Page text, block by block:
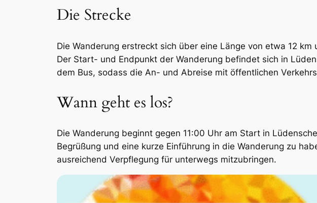
Die Strecke
Die Wanderung erstreckt sich über eine Länge von etwa 12
Der Start- und Endpunkt der Wanderung befindet sich in
dem Bus, sodass die An- und Abreise mit öffentlichen
Wann geht es los?
Die Wanderung beginnt gegen 11:00 Uhr am Start in
Begrüßung und eine kurze Einführung in die Wanderung zu
ausreichend Verpflegung für unterwegs mitzubringen.